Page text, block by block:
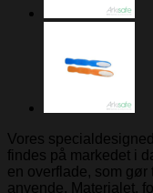
Vores
findes på markedet i
en overflade, som
anvende. Materialet,